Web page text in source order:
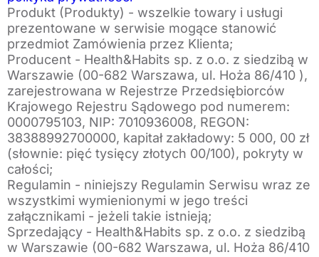
Produkt (Produkty) - wszelkie towary i usługi
prezentowane w serwisie mogące stanowić
przedmiot Zamówienia przez Klienta;
Producent - Health&Habits sp. z o.o. z siedzibą w
Warszawie (00-682 Warszawa, ul. Hoża 86/410 ),
zarejestrowana w Rejestrze Przedsiębiorców
Krajowego Rejestru Sądowego pod numerem:
0000795103, NIP: 7010936008, REGON:
38388992700000, kapitał zakładowy: 5 000, 00 zł
(słownie: pięć tysięcy złotych 00/100), pokryty w
całości;
Regulamin - niniejszy Regulamin Serwisu wraz ze
wszystkimi wymienionymi w jego treści
załącznikami - jeżeli takie istnieją;
Sprzedający - Health&Habits sp. z o.o. z siedzibą
w Warszawie (00-682 Warszawa, ul. Hoża 86/410